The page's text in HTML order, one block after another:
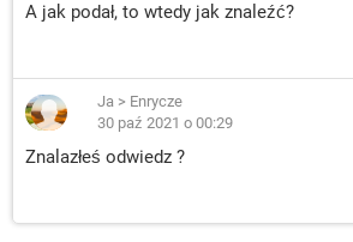
A jak podał, to wtedy jak znaleźć?
Ja > Enrycze
30 paź 2021 o 00:29
Znalazłeś odwiedz ?